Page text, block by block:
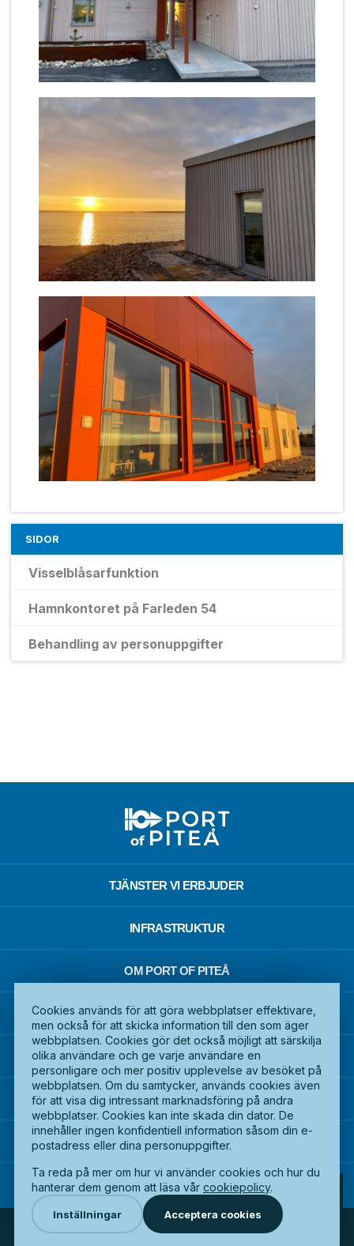
SIDOR
Visselblåsarfunktion
Hamnkontoret på Farleden 54
Behandling av personuppgifter
TJÄNSTER VI ERBJUDER
INFRASTRUKTUR
OM PORT OF PITEÅ
KONTAKTA OSS
ISPS OCH SÄKERHET I HAMNEN
DOKUMENT
TILLGÄNGLIGHETSREDOGÖRELSE
COPYRIGHT © 2026 PITEÅ HAMN AB. ALL RIGHTS
Cookies används för att göra webbplatser effektivare,
men också för att skicka information till den som äger
webbplatsen. Cookies gör det också möjligt att särskilja
olika användare och ge varje användare en
personligare och mer positiv upplevelse av besöket på
webbplatsen. Om du samtycker, används cookies även
för att visa dig intressant marknadsföring på andra
webbplatser. Cookies kan inte skada din dator. De
innehåller ingen konfidentiell information såsom din e-
postadress eller dina personuppgifter.
Ta reda på mer om hur vi använder cookies och hur du
hanterar dem genom att läsa vår cookiepolicy.
Inställningar Acceptera cookies